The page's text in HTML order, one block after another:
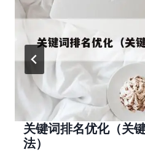
关键词排名优化（关
法）